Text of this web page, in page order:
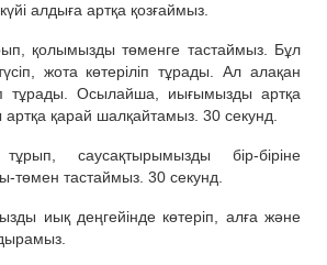
алдыға артқа қозғаймыз.
қолымызды төменге тастаймыз. Бұл
жота көтеріліп тұрады. Ал алақан
тұрады. Осылайша, иығымызды артқа
қарай шалқайтамыз. 30 секунд.
саусақтырымызды бір-біріне
төмен тастаймыз. 30 секунд.
иық деңгейінде көтеріп, алға және